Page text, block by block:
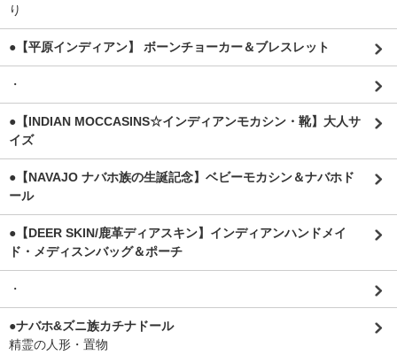
り
●【平原インディアン】 ボーンチョーカー＆ブレスレット
・
●【INDIAN MOCCASINS☆インディアンモカシン・靴】大人サ
イズ
●【NAVAJO ナバホ族の生誕記念】ベビーモカシン＆ナバホド
ール
●【DEER SKIN/鹿革ディアスキン】インディアンハンドメイ
ド・メディスンバッグ＆ポーチ
・
●ナバホ&ズニ族カチナドール
精霊の人形・置物